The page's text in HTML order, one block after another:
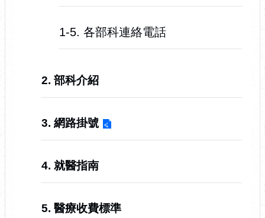
1-5. 各部科連絡電話
2. 部科介紹
3. 網路掛號
4. 就醫指南
5. 醫療收費標準